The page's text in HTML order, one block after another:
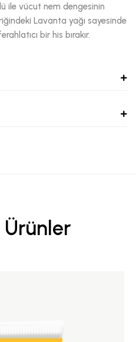
ile vücut nem dengesinin
Lavanta yağı sayesinde
bir his bırakır.
Ürünler